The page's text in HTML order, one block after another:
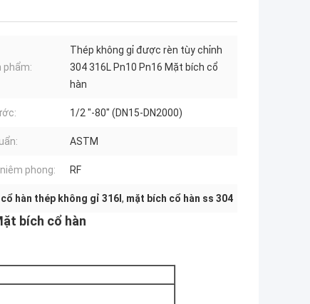
phẩm:
Thép không gỉ được rèn tùy chỉnh
304 316L Pn10 Pn16 Mặt bích cổ
hàn
1/2 "-80" (DN15-DN2000)
ASTM
phong: RF
hàn thép không gỉ 316l , mặt bích cổ hàn ss 304
bích cổ hàn